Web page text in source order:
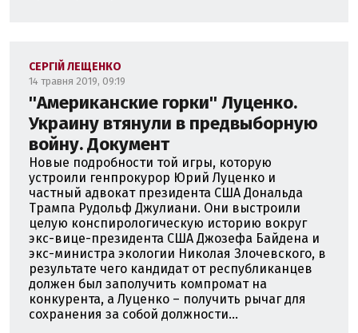
СЕРГІЙ ЛЕЩЕНКО
14 травня 2019, 09:19
''Американские горки'' Луценко.
Украину втянули в предвыборную
войну. Документ
Новые подробности той игры, которую
устроили генпрокурор Юрий Луценко и
частный адвокат президента США Дональда
Трампа Рудольф Джулиани. Они выстроили
целую конспирологическую историю вокруг
экс-вице-президента США Джозефа Байдена и
экс-министра экологии Николая Злочевского, в
результате чего кандидат от республиканцев
должен был заполучить компромат на
конкурента, а Луценко – получить рычаг для
сохранения за собой должности...